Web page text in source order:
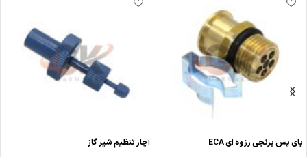
بای پس برنجی رزوه ای ECA آچار تنظیم شیر گاز